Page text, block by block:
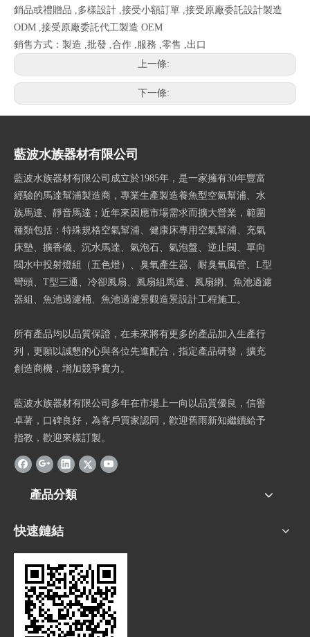
銷品或禮贈品 ,多樣設計 ,接受小額訂單 ,接受原廠委託設計製造
ODM ,接受原廠委託代工製造 OEM
銷售方式：製造 ,批發 ,合作 ,服務 ,零售 ,出口
上一條:
下一條:
藍波水族器材有限公司
藍波水族器材有限公司成立於1985年，是一家擁有30年豐富
經驗的馬達幫浦製造商，專業生產製造養魚型空氣幫浦、水
族馬達、靜音馬達；近年來因應市場需求而擴大營業，範圍
種類包括：特殊規格空氣幫浦、健康床專用空氣幫浦、充氣
床墊、擴香儀、沉水馬達、氣泡石、氣泡盤、逆止閥、單向
閥水中投射燈組（五色燈）、臭氧產生器、耐臭氧風管、L型
彎頭、T型三通、冷卻風扇、風扇組馬達、風扇網、魚池過濾
器組、魚池過濾桶、魚池過濾景觀造景設計工程施工。
所有產品均以品質保證，在未來將有更多的產品加入生產行
列，更願以誠懇的心與各位先進配合，指定產品研發，擴充
創造商機，增加競爭實力。
藍波水族器材有限公司多年在市場上一向以品質優良，信譽
卓著，口碑良好，為客戶買家認同，歡迎舊雨新知繼續給予
指教，歡迎來樣訂製。
產品分類
快速鏈結